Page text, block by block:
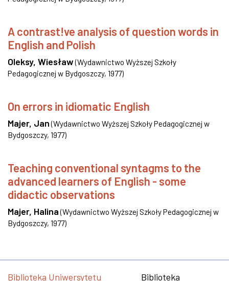
A contrast!ve analysis of question words in
English and Polish
Oleksy, Wiesław(Wydawnictwo Wyższej Szkoły
Pedagogicznej w Bydgoszczy, 1977)
On errors in idiomatic English
Majer, Jan (Wydawnictwo Wyższej Szkoły Pedagogicznej w
Bydgoszczy, 1977)
Teaching conventional syntagms to the
advanced learners of English - some
didactic observations
Majer, Halina (Wydawnictwo Wyższej Szkoły Pedagogicznej w
Bydgoszczy, 1977)
Biblioteka Uniwersytetu Biblioteka